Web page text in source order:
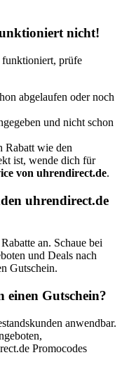
nicht!
funktioniert, prüfe
abgelaufen oder noch
und nicht schon
Rabatt wie den
ist, wende dich für
von uhrendirect.de.
uhrendirect.de
an. Schaue bei
und Deals nach
Gutschein.
einen Gutschein?
anwendbar.
Promocodes